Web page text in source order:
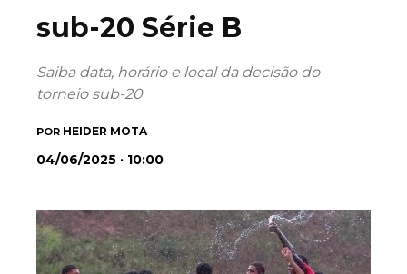
sub-20 Série B
Saiba data, horário e local da decisão do
torneio sub-20
POR HEIDER MOTA
04/06/2025 · 10:00